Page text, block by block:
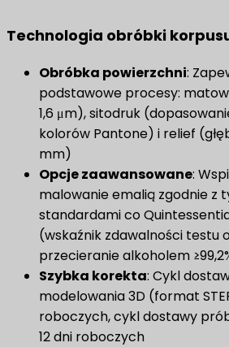
Technologia obróbki
Obróbka powierzchni:
podstawowe procesy:
1,6 μm), sitodruk
kolorów Pantone) i relief
mm)
Opcje zaawansowane​:
malowanie emalią zgodnie z
standardami co
(wskaźnik zdawalności testu
przecieranie alkoholem
Szybka korekta: Cykl
modelowania 3D (format
roboczych, cykl dostawy
12 dni roboczych